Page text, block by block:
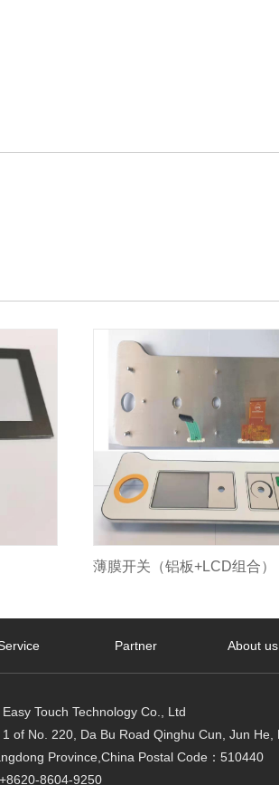
薄膜开关（铝板+LCD组合）
Partner About us
Touch Technology Co., Ltd
of No. 220, Da Bu Road Qinghu Cun, Jun He,
Province,China Postal Code：510440
8604-9250